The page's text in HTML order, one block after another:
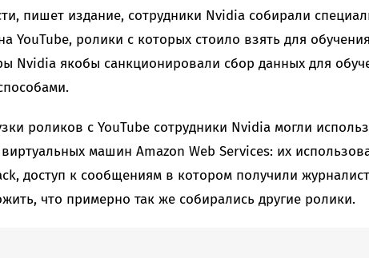
пишет издание, сотрудники Nvidia собирали
YouTube, ролики с которых стоило взять для
Nvidia якобы санкционировали сбор данных для
роликов с YouTube сотрудники Nvidia могли
машин Amazon Web Services: их
доступ к сообщениям в котором получили
что примерно так же собирались другие ролики.